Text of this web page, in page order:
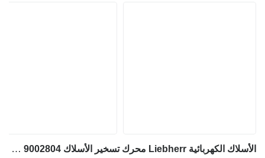
الأسلاك الكهربائية Liebherr محرك تسخير الأسلاك 9002804 لـ حفارة Liebherr A928 / R934 / R926 / R930 / R938